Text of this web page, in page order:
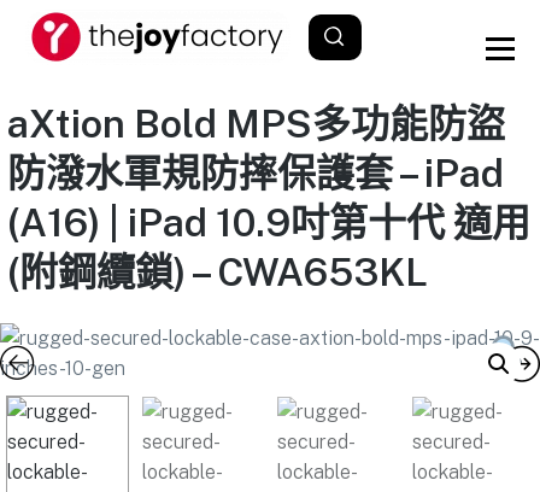
aXtion Bold MPS多功能防盜
防潑水軍規防摔保護套 – iPad
(A16) | iPad 10.9吋第十代 適用
(附鋼纜鎖) – CWA653KL